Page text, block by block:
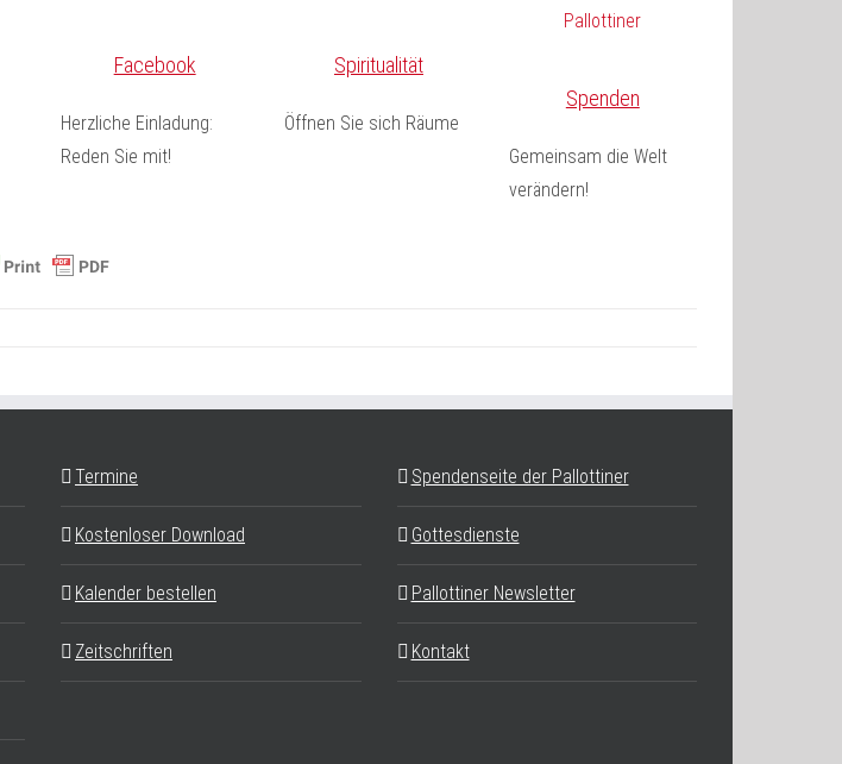
Facebook
Herzliche Einladung:
Reden Sie mit!
Spiritualität
Öffnen Sie sich Räume
Spenden
Gemeinsam die Welt
verändern!
Termine
Kostenloser Download
Kalender bestellen
Zeitschriften
Spendenseite der Pallottiner
Gottesdienste
Pallottiner Newsletter
Kontakt